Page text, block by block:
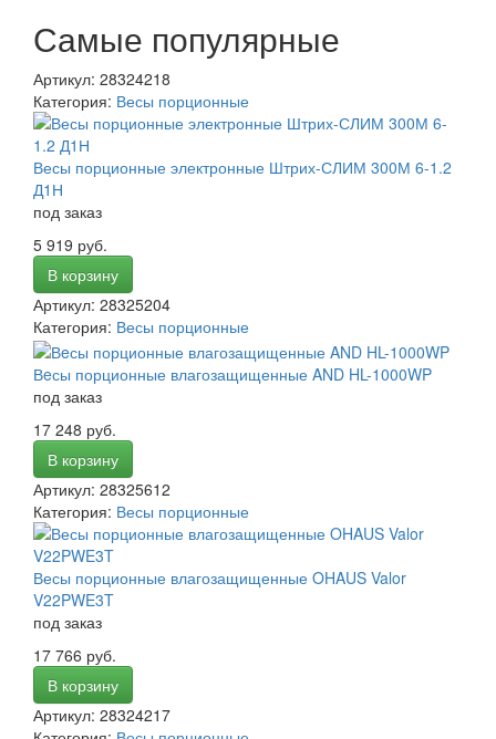
Самые популярные
Артикул: 28324218
Категория: Весы порционные
Весы порционные электронные Штрих-СЛИМ 300М 6-1.2
Д1Н
под заказ
5 919 руб.
В корзину
Артикул: 28325204
Категория: Весы порционные
Вeсы порционные влагозащищенные AND HL-1000WP
под заказ
17 248 руб.
В корзину
Артикул: 28325612
Категория: Весы порционные
Весы порционные влагозащищенные OHAUS Valor
V22PWE3T
под заказ
17 766 руб.
В корзину
Артикул: 28324217